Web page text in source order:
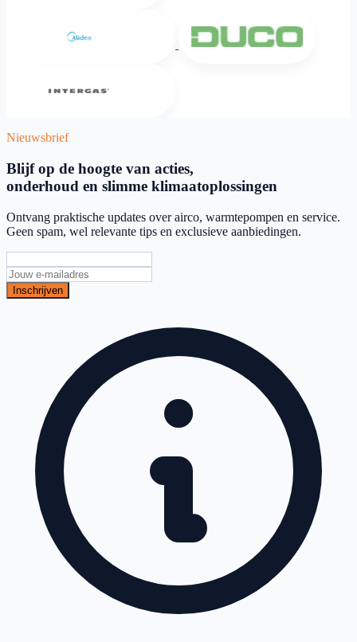
Nieuwsbrief
Blijf op de hoogte van acties,
onderhoud en slimme klimaatoplossingen
Ontvang praktische updates over airco, warmtepompen en service.
Geen spam, wel relevante tips en exclusieve aanbiedingen.
Inschrijven